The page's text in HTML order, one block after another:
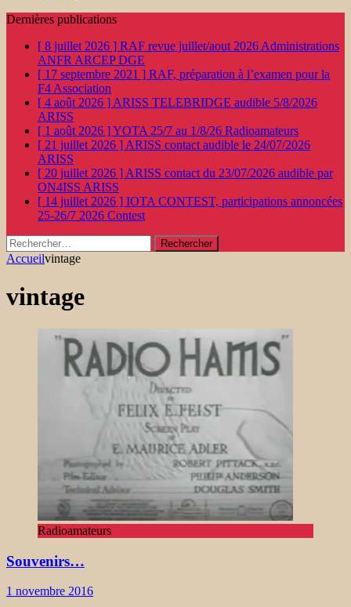
Dernières publications
[ 8 juillet 2026 ] RAF revue juillet/aout 2026 Administrations
ANFR ARCEP DGE
[ 17 septembre 2021 ] RAF, préparation à l’examen pour la
F4 Association
[ 4 août 2026 ] ARISS TELEBRIDGE audible 5/8/2026
ARISS
[ 1 août 2026 ]YOTA 25/7 au 1/8/26 Radioamateurs
[ 21 juillet 2026 ] ARISS contact audible le 24/07/2026
ARISS
[ 20 juillet 2026 ] ARISS contact du 23/07/2026 audible par
ON4ISS ARISS
[ 14 juillet 2026 ] IOTA CONTEST, participations annoncées
25-26/7 2026 Contest
Rechercher :
Accueilvintage
vintage
Radioamateurs
Souvenirs…
1 novembre 2016